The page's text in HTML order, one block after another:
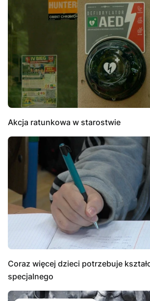
Akcja ratunkowa w starostwie
Coraz więcej dzieci potrzebuje
specjalnego